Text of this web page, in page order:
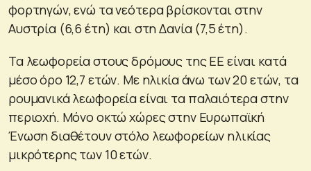
φορτηγών, ενώ τα νεότερα βρίσκονται στην
Αυστρία (6,6 έτη) και στη Δανία (7,5 έτη).
Τα λεωφορεία στους δρόμους της ΕΕ είναι κατά
μέσο όρο 12,7 ετών. Με ηλικία άνω των 20 ετών, τα
ρουμανικά λεωφορεία είναι τα παλαιότερα στην
περιοχή. Μόνο οκτώ χώρες στην Ευρωπαϊκή
Ένωση διαθέτουν στόλο λεωφορείων ηλικίας
μικρότερης των 10 ετών.